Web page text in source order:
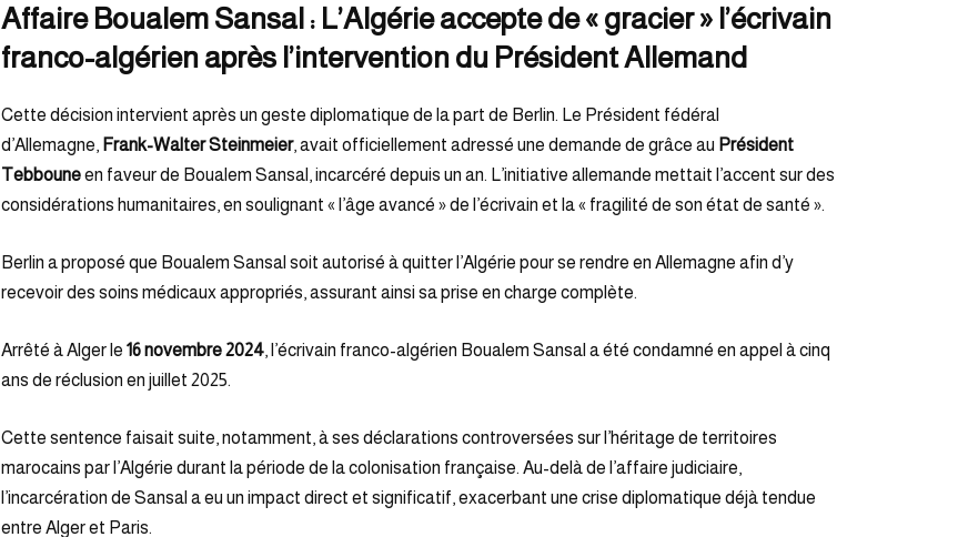
Affaire Boualem Sansal : L’Algérie accepte de « gracier » l’écrivain
franco-algérien après l’intervention du Président Allemand
Cette décision intervient après un geste diplomatique de la part de Berlin. Le Président fédéral
d’Allemagne, Frank-Walter Steinmeier, avait officiellement adressé une demande de grâce au Président
Tebbouneen faveur de Boualem Sansal, incarcéré depuis un an. L’initiative allemande mettait l’accent sur des
considérations humanitaires, en soulignant « l’âge avancé » de l’écrivain et la « fragilité de son état de santé ».
Berlin a proposé que Boualem Sansal soit autorisé à quitter l’Algérie pour se rendre en Allemagne afin d’y
recevoir des soins médicaux appropriés, assurant ainsi sa prise en charge complète.
Arrêté à Alger le 16 novembre 2024, l’écrivain franco-algérien Boualem Sansal a été condamné en appel à cinq
ans de réclusion en juillet 2025.
Cette sentence faisait suite, notamment, à ses déclarations controversées sur l’héritage de territoires
marocains par l’Algérie durant la période de la colonisation française. Au-delà de l’affaire judiciaire,
l’incarcération de Sansal a eu un impact direct et significatif, exacerbant une crise diplomatique déjà tendue
entre Alger et Paris.